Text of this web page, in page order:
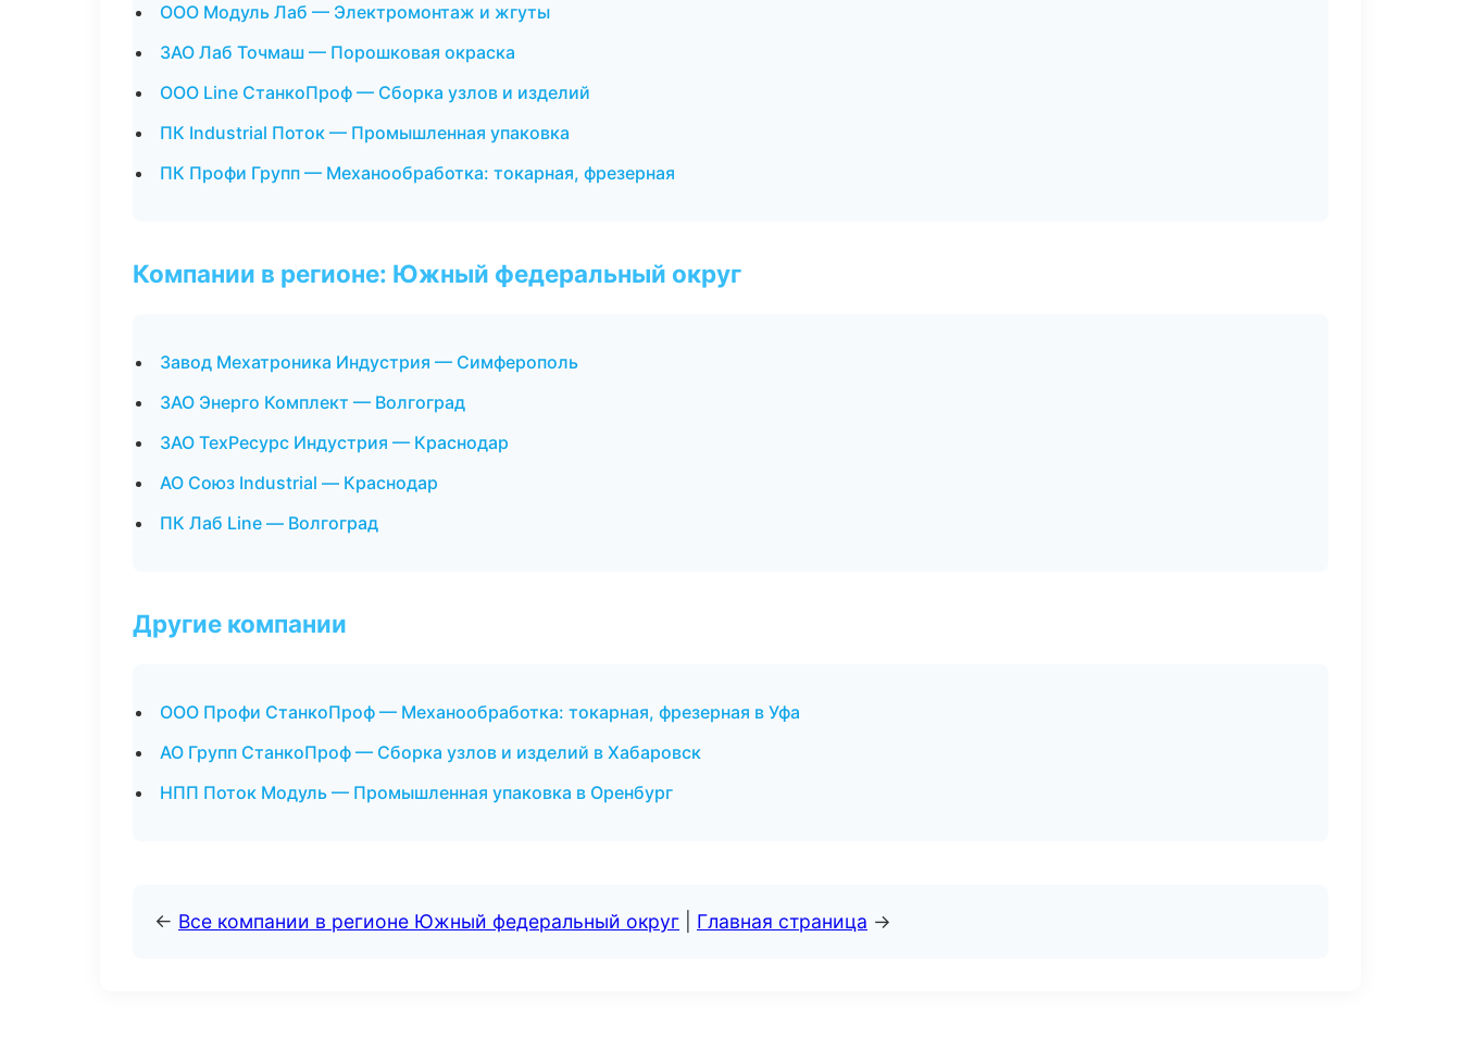
ООО Модуль Лаб — Электромонтаж и жгуты
ЗАО Лаб Точмаш — Порошковая окраска
ООО Line СтанкоПроф — Сборка узлов и изделий
ПК Industrial Поток — Промышленная упаковка
ПК Профи Групп — Механообработка: токарная, фрезерная
Компании в регионе: Южный федеральный округ
Завод Мехатроника Индустрия — Симферополь
ЗАО Энерго Комплект — Волгоград
ЗАО ТехРесурс Индустрия — Краснодар
АО Союз Industrial — Краснодар
ПК Лаб Line — Волгоград
Другие компании
ООО Профи СтанкоПроф — Механообработка: токарная, фрезерная в Уфа
АО Групп СтанкоПроф — Сборка узлов и изделий в Хабаровск
НПП Поток Модуль — Промышленная упаковка в Оренбург
← Все компании в регионе Южный федеральный округ Главная страница →